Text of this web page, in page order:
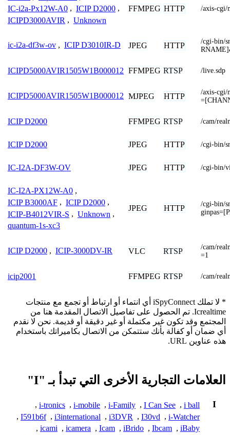
IC-i2a-Px12W-A0 , ICIP D2000 ,
ICIPD3000AVIR , Unknown
FFMPEG HTTP /axis-cgi/
ic-i2a-df3w-ov , ICIP D3010IR-D JPEG HTTP
/cgi-bin/
ICIPD5000AVIR1505W1B000012 FFMPEG RTSP /live.sdp
ICIPD5000AVIR1505W1B000012 MJPEG HTTP
/axis-cgi/
ICIP D2000 FFMPEG RTSP /cam/
ICIP D2000 JPEG HTTP /cgi-bin/
IC-I2A-DF3W-OV JPEG HTTP /cgi-bin/
IC-I2A-PX12W-A0 ,
ICIP B3000AF , ICIP D2000 ,
ICIP-B4012VIR-S , Unknown ,
quantum-1s-xc3
JPEG HTTP
/cgi-bin/
ICIP D2000 , ICIP-3000DV-IR VLC RTSP
/cam/
=1
icip2001 FFMPEG RTSP /cam/
* لا تملك iSpyConnect أي انتماء أو ارتباط أو تجمع مع منتجات
Icrealtime. تم الحصول على تفاصيل الاتصال المقدمة هنا من
المجتمع وقد تكون غير مكتملة أو غير دقيقة أو قديمة. نحن لا نقدم
أي ضمان أو كفالة بأنك ستتمكن من الاتصال بكاميراتك باستخدام
هذه عناوين URL.
العلامات التجارية الأخرى التي تبدأ بـ "I"
I
i ball
,
I Can See
,
i-Family
,
i-mobile
,
i-tronics
,
i-Watcher
,
I30vd
,
i3DVR
,
i3international
,
I591b6f
,
iBaby
,
Ibcam
,
iBrido
,
Icam
,
icamera
,
icami
,